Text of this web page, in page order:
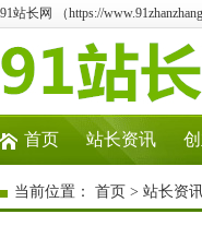
91站长网 （https://
首页 站长资讯
当前位置： 首页 > 站长资